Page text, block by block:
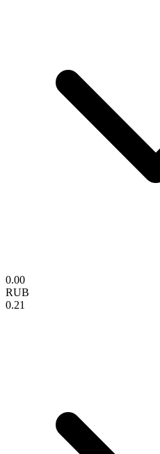
0.00
RUB
0.21